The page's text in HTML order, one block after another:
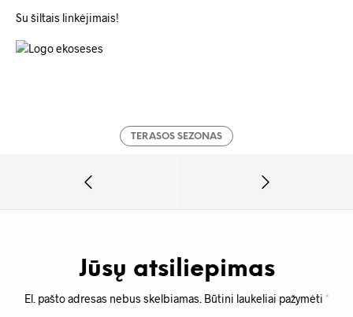
Su šiltais linkėjimais!
TERASOS SEZONAS
Jūsų atsiliepimas
El. pašto adresas nebus skelbiamas. Būtini laukeliai pažymėti *